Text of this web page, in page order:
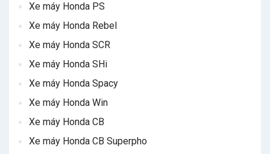
Xe máy Honda PS
Xe máy Honda Rebel
Xe máy Honda SCR
Xe máy Honda SHi
Xe máy Honda Spacy
Xe máy Honda Win
Xe máy Honda CB
Xe máy Honda CB Superpho